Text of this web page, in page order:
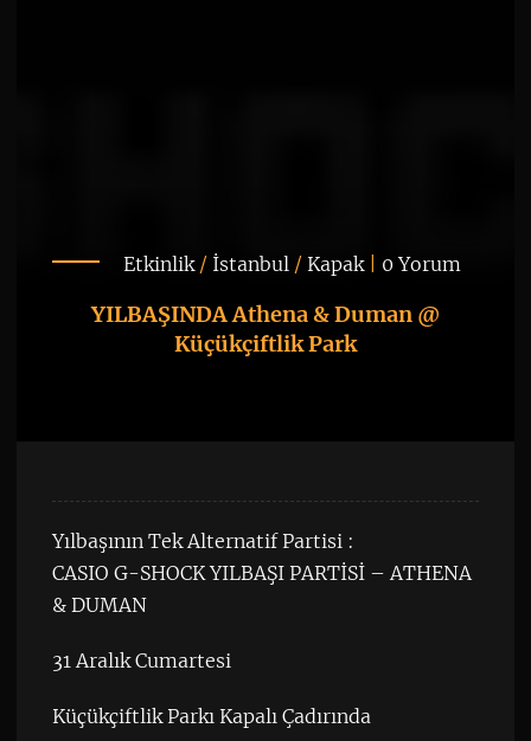
Etkinlik/ İstanbul / Kapak| 0 Yorum
YILBAŞINDA Athena & Duman @
Küçükçiftlik Park
Yılbaşının Tek Alternatif Partisi :
CASIO G-SHOCK YILBAŞI PARTİSİ – ATHENA
& DUMAN
31 Aralık Cumartesi
Küçükçiftlik Parkı Kapalı Çadırında